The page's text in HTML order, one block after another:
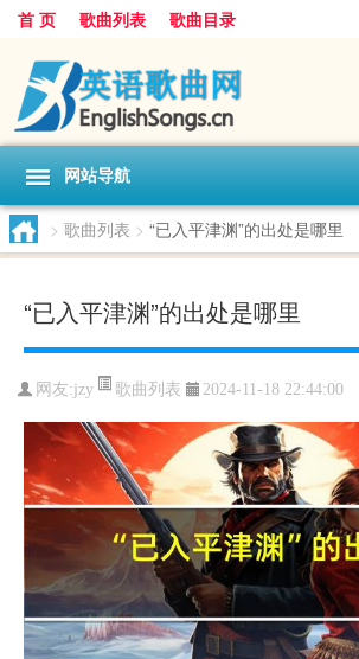
首 页 歌曲列表 歌曲目录
网站导航
> 歌曲列表 > “已入平津渊”的出处是哪里
“已入平津渊”的出处是哪里
网友:jzy 歌曲列表 2024-11-18 22:44:00